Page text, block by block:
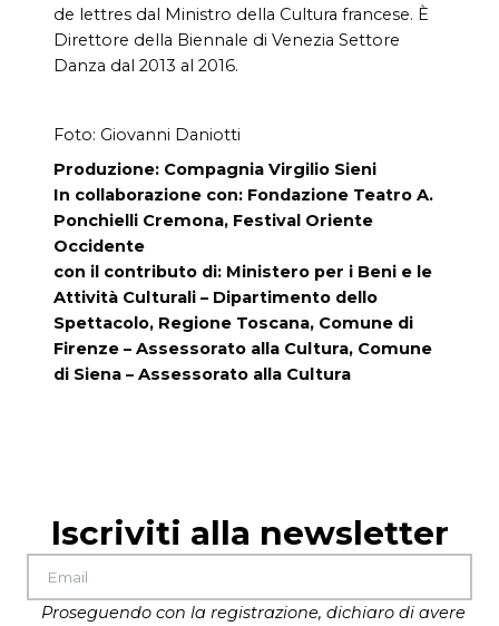
de lettres dal Ministro della Cultura francese. È
Direttore della Biennale di Venezia Settore
Danza dal 2013 al 2016.
Foto: Giovanni Daniotti
Produzione: Compagnia Virgilio Sieni
In collaborazione con: Fondazione Teatro A.
Ponchielli Cremona, Festival Oriente
Occidente
con il contributo di: Ministero per i Beni e le
Attività Culturali – Dipartimento dello
Spettacolo, Regione Toscana, Comune di
Firenze – Assessorato alla Cultura, Comune
di Siena – Assessorato alla Cultura
Iscriviti alla newsletter
Proseguendo con la registrazione, dichiaro di avere